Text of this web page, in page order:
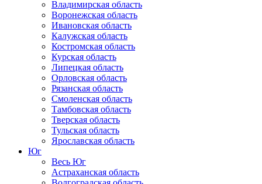
Владимирская область
Воронежская область
Ивановская область
Калужская область
Костромская область
Курская область
Липецкая область
Орловская область
Рязанская область
Смоленская область
Тамбовская область
Тверская область
Тульская область
Ярославская область
Юг
Весь Юг
Астраханская область